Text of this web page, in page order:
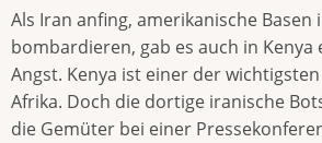
Als Iran anfing, amerikanische Basen
bombardieren, gab es auch in
Angst. Kenya ist einer der
Afrika. Doch die dortige iranische
die Gemüter bei einer